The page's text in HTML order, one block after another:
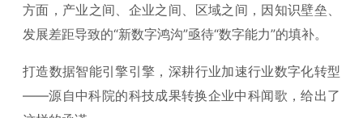
方面，产业之间、企业之间、区域之间，因知识壁垒、
发展差距导致的“新数字鸿沟”亟待“数字能力”的填补。
打造数据智能引擎引擎，深耕行业加速行业数字化转型
——源自中科院的科技成果转换企业中科闻歌，给出了